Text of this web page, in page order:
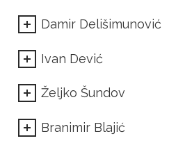
Damir Delišimunović
Ivan Dević
Željko Šundov
Branimir Blajić